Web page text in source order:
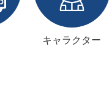
キャラクター